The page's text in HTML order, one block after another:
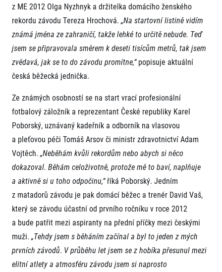
Titulární partneři
Informace o webu
Všeobecné smluvní podmínky
Informace o cookies
Podmínky GDPR
z ME 2012 Olga Nyzhnyk a držitelka domácího ženského
rekordu závodu Tereza Hrochová. „Na startovní listině vidím
známá jména ze zahraničí, takže lehké to určitě nebude. Teď
jsem se připravovala směrem k deseti tisícům metrů, tak jsem
zvědavá, jak se to do závodu promítne,“popisuje aktuální
česká běžecká jednička.
Ze známých osobností se na start vrací profesionální
fotbalový záložník a reprezentant České republiky Karel
Poborský, uznávaný kadeřník a odborník na vlasovou
a pleťovou péči Tomáš Arsov či ministr zdravotnictví Adam
Vojtěch. „Neběhám kvůli rekordům nebo abych si něco
dokazoval. Běhám celoživotně, protože mě to baví, naplňuje
a aktivně si u toho odpočinu,“říká Poborský. Jedním
z matadorů závodu je pak domácí běžec a trenér David Vaš,
který se závodu účastní od prvního ročníku v roce 2012
a bude patřit mezi aspiranty na přední příčky mezi českými
muži. „Tehdy jsem s běháním začínal a byl to jeden z mých
prvních závodů. V průběhu let jsem se z hobíka přesunul mezi
elitní atlety a atmosféru závodu jsem si naprosto